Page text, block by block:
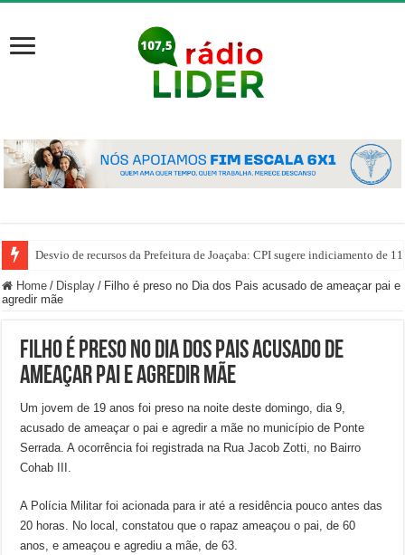
Desvio de recursos da Prefeitura de Joaçaba: CPI sugere indiciamento de 11
Home / Display / Filho é preso no Dia dos Pais acusado de ameaçar pai e
agredir mãe
Filho é preso no Dia dos Pais acusado de
ameaçar pai e agredir mãe
Um jovem de 19 anos foi preso na noite deste domingo, dia 9,
acusado de ameaçar o pai e agredir a mãe no município de Ponte
Serrada. A ocorrência foi registrada na Rua Jacob Zotti, no Bairro
Cohab III.
A Polícia Militar foi acionada para ir até a residência pouco antes das
20 horas. No local, constatou que o rapaz ameaçou o pai, de 60
anos, e ameaçou e agrediu a mãe, de 63.